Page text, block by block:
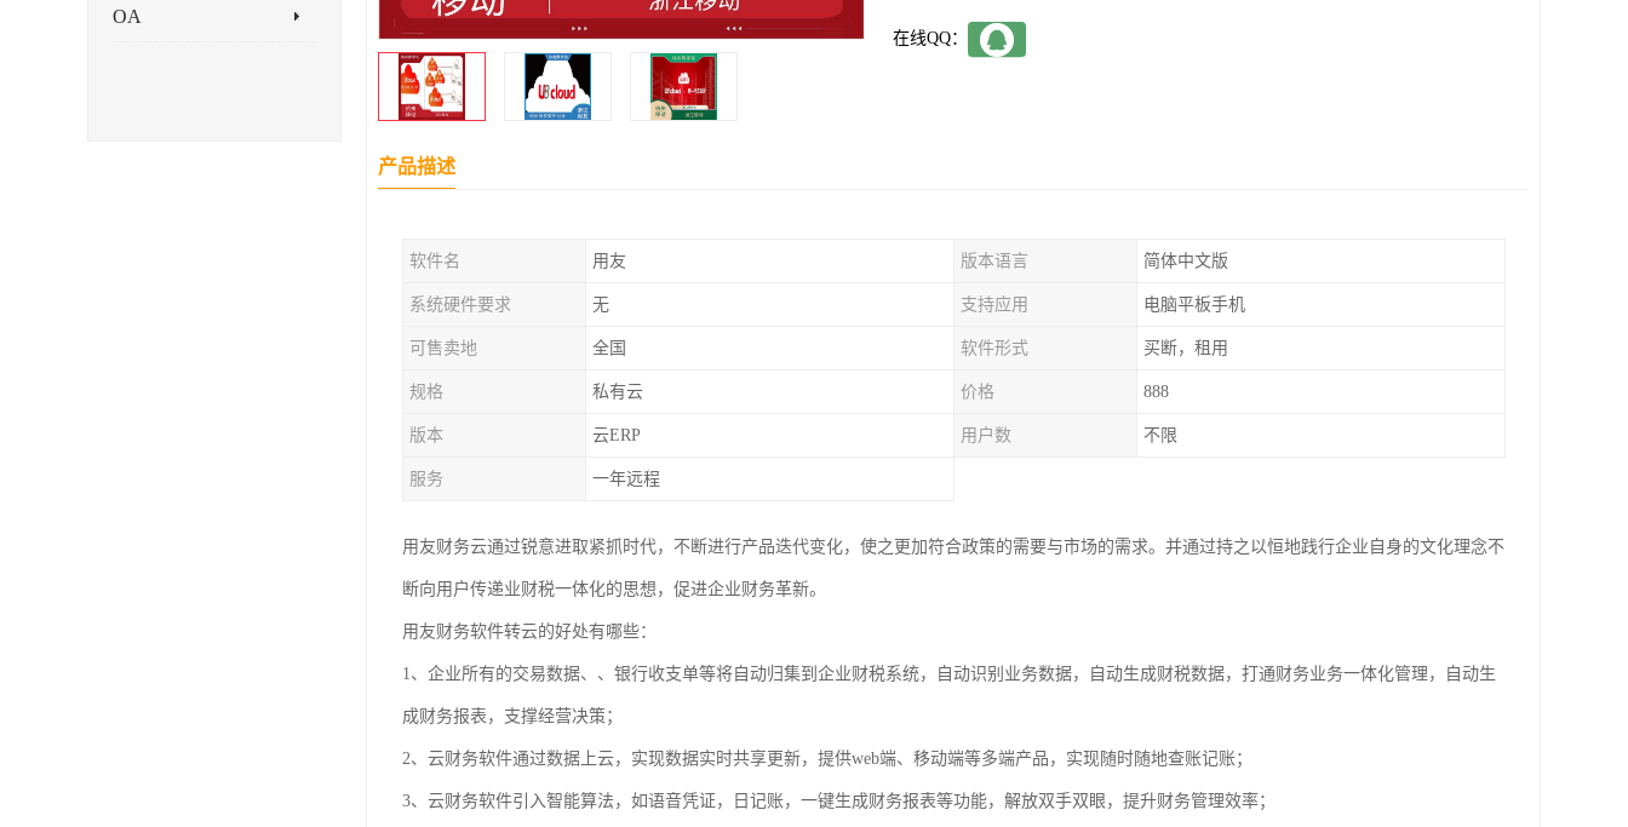
OA
在线QQ：
产品描述
软件名 用友 版本语言 简体中文版
系统硬件要求 无 支持应用 电脑平板手机
可售卖地 全国 软件形式 买断，租用
规格 私有云 价格 888
版本 云ERP 用户数 不限
服务 一年远程
用友财务云通过锐意进取紧抓时代，不断进行产品迭代变化，使之更加符合政策的需要与市场的需求。并通过持之以恒地践行企业自身的文化理念不
断向用户传递业财税一体化的思想，促进企业财务革新。
用友财务软件转云的好处有哪些：
1、企业所有的交易数据、、银行收支单等将自动归集到企业财税系统，自动识别业务数据，自动生成财税数据，打通财务业务一体化管理，自动生
成财务报表，支撑经营决策；
2、云财务软件通过数据上云，实现数据实时共享更新，提供web端、移动端等多端产品，实现随时随地查账记账；
3、云财务软件引入智能算法，如语音凭证，日记账，一键生成财务报表等功能，解放双手双眼，提升财务管理效率；